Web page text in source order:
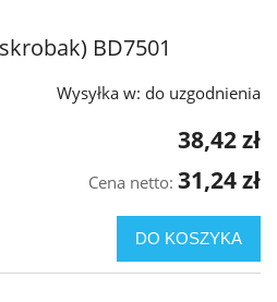
BD7501
Wysyłka w: do uzgodnienia
38,42 zł
Cena netto: 31,24 zł
DO KOSZYKA